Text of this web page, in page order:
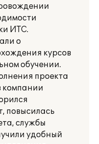
ИТС.
о
курсов
обучении.
проекта
компании
повысилась
службы
удобный